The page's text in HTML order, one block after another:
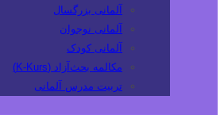
آلمانی بزرگسال
آلمانی نوجوان
آلمانی کودک
مکالمه بحث‌آزاد (K-Kurs)
تربیت مدرس آلمانی